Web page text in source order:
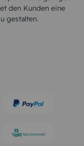
den Kunden eine
gestalten.